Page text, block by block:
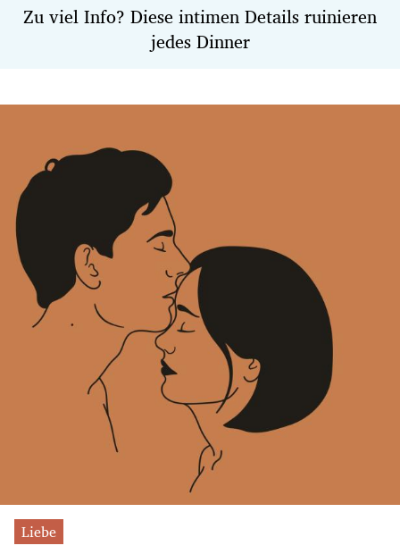
Zu viel Info? Diese intimen Details ruinieren
jedes Dinner
Liebe